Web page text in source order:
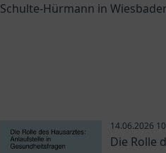
Schulte-Hürmann in
14.06.2026
Die Rolle